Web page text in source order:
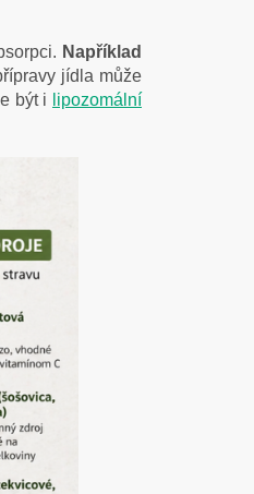
Například
jídla může
být i
lipozomální